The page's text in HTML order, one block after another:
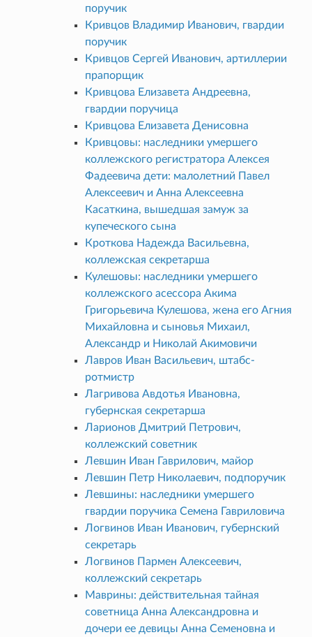
поручик
Кривцов Владимир Иванович, гвардии
поручик
Кривцов Сергей Иванович, артиллерии
прапорщик
Кривцова Елизавета Андреевна,
гвардии поручица
Кривцова Елизавета Денисовна
Кривцовы: наследники умершего
коллежского регистратора Алексея
Фадеевича дети: малолетний Павел
Алексеевич и Анна Алексеевна
Касаткина, вышедшая замуж за
купеческого сына
Кроткова Надежда Васильевна,
коллежская секретарша
Кулешовы: наследники умершего
коллежского асессора Акима
Григорьевича Кулешова, жена его Агния
Михайловна и сыновья Михаил,
Александр и Николай Акимовичи
Лавров Иван Васильевич, штабс-
ротмистр
Лагривова Авдотья Ивановна,
губернская секретарша
Ларионов Дмитрий Петрович,
коллежский советник
Левшин Иван Гаврилович, майор
Левшин Петр Николаевич, подпоручик
Левшины: наследники умершего
гвардии поручика Семена Гавриловича
Логвинов Иван Иванович, губернский
секретарь
Логвинов Пармен Алексеевич,
коллежский секретарь
Маврины: действительная тайная
советница Анна Александровна и
дочери ее девицы Анна Семеновна и